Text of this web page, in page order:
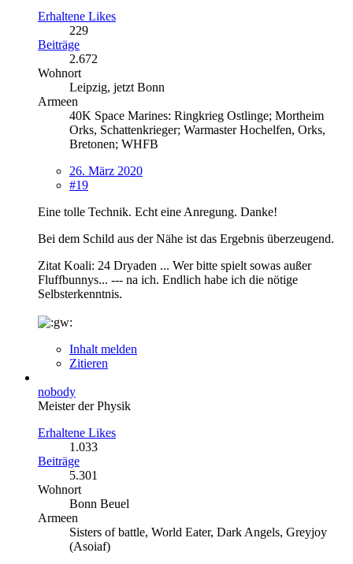
Erhaltene Likes
229
Beiträge
2.672
Wohnort
Leipzig, jetzt Bonn
Armeen
40K Space Marines: Ringkrieg Ostlinge; Mortheim
Orks, Schattenkrieger; Warmaster Hochelfen, Orks,
Bretonen; WHFB
26. März 2020
#19
Eine tolle Technik. Echt eine Anregung. Danke!
Bei dem Schild aus der Nähe ist das Ergebnis überzeugend.
Zitat Koali: 24 Dryaden ... Wer bitte spielt sowas außer
Fluffbunnys... --- na ich. Endlich habe ich die nötige
Selbsterkenntnis.
Inhalt melden
Zitieren
nobody
Meister der Physik
Erhaltene Likes
1.033
Beiträge
5.301
Wohnort
Bonn Beuel
Armeen
Sisters of battle, World Eater, Dark Angels, Greyjoy
(Asoiaf)